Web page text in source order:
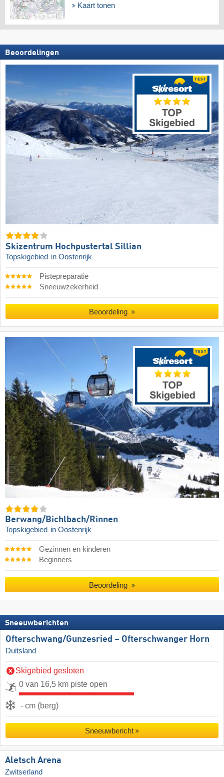
Kaart tonen
Beoordelingen
Skizentrum Hochpustertal Sillian
Topskigebied in Oostenrijk
Pistepreparatie
Sneeuwzekerheid
Beoordeling
Berwang/​Bichlbach/​Rinnen
Topskigebied in Oostenrijk
Gezinnen en kinderen
Beginners
Beoordeling
Sneeuwberichten
Ofterschwang/​Gunzesried – Ofterschwanger Horn
Duitsland
Skigebied gesloten
0 van 16,5 km piste open
- cm (berg)
Sneeuwbericht
Aletsch Arena
Zwitserland